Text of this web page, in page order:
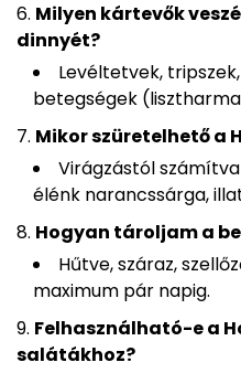
Milyen kártevők
dinnyét?
Levéltetvek,
betegségek
Mikor szüretelhető a
Virágzástól
élénk narancssárga,
Hogyan tároljam a
Hűtve, száraz,
maximum pár napig.
Felhasználható-e a
salátákhoz?